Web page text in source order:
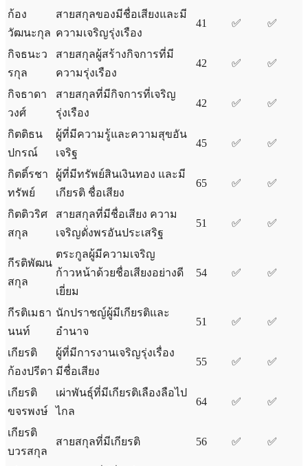
ก้อง
วัฒนะกุล
สายสกุลของมีชื่อเสียงและมี
ความเจริญรุ่งเรือง
41 ✅ ✅
กิจธนะว
รกุล
สายสกุลผู้สร้างกิจการที่มี
ความรุ่งเรือง
42 ✅ ✅
กิจธาดา
วงศ์
สายสกุลที่มีกิจการที่เจริญ
รุ่งเรือง
42 ✅ ✅
กิตติธน
ปกรณ์
ผู้ที่มีความรู้และความสุขอัน
เจริฐ
45 ✅ ✅
กิตติ์รชา
ทรัพย์
ผู้ที่มีทรัพย์สินเงินทอง และมี
เกียรติ ชื่อเสียง
65 ✅ ✅
กิตติวริศ
สกุล
สายสกุลที่มีชื่อเสียง ความ
เจริญดั่งพรอันประเสริฐ
51 ✅ ✅
กีรติพัฒน
สกุล
ตระกูลผู้มีความเจริญ
ก้าวหน้าด้วยชื่อเสียงอย่างดี
เยี่ยม
54 ✅ ✅
กีรติเมธา
นนท์
นักปราชญ์ผู้มีเกียรติและ
อำนาจ
51 ✅ ✅
เกียรติ
ก้องปรีดา
ผู้ที่มีการงานเจริญรุ่งเรื่อง
มีชื่อเสียง
55 ✅ ✅
เกียรติ
ขจรพงษ์
เผ่าพันธุ์ที่มีเกียรติเลืองลือไป
ไกล
64 ✅ ✅
เกียรติ
บวรสกุล
สายสกุลที่มีเกียรติ 56 ✅ ✅